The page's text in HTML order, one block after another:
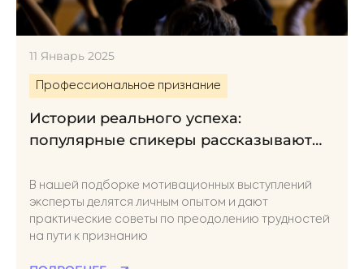
11 Январь 2025
Профессиональное признание
Истории реального успеха:
популярные спикеры рассказывают
признания
В нашей подборке мотивационных выступлений
эксперты делятся личным опытом и дают
практические советы по преодолению трудностей
на пути к признанию